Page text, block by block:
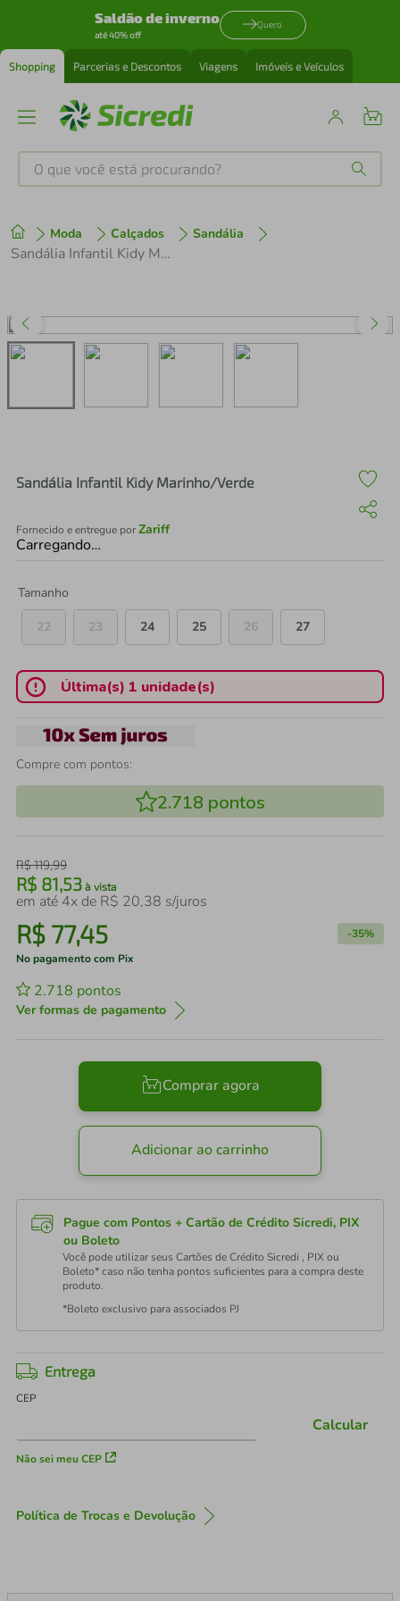
Saldão de inverno
até 40% off
Quero
Shopping Parcerias e Descontos Viagens Imóveis e Veículos
O que você está procurando?
Moda Calçados Sandália
Sandália Infantil Kidy Marinho/Verde
Sandália Infantil Kidy Marinho/Verde
Fornecido e entregue porZariff
Carregando…
Tamanho
22
23 24 25 26 27
Última(s) 1 unidade(s)
Compre com pontos:
2.718 pontos
R$119,99
R$ 81,53 à vista
em até 4x de R$ 20,38 s/juros
R$ 77,45 -35%
No pagamento com Pix
2.718 pontos
Ver formas de pagamento
Comprar agora
Adicionar ao carrinho
Pague com Pontos + Cartão de Crédito Sicredi, PIX
ou Boleto
Você pode utilizar seus Cartões de Crédito Sicredi , PIX ou
Boleto* caso não tenha pontos suficientes para a compra deste
produto.
*Boleto exclusivo para associados PJ
Entrega
CEP
Não sei meu CEP
Calcular
Política de Trocas e Devolução
1º tenis
perfume